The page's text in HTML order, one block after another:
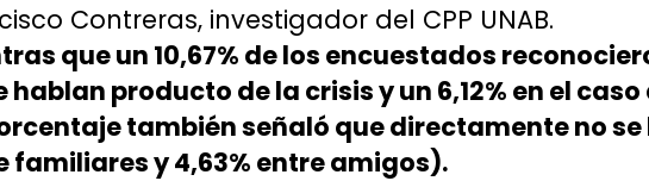
Contreras, investigador del CPP UNAB.
que un 10,67% de los encuestados
hablan producto de la crisis y un 6,12% en el
también señaló que directamente no
familiares y 4,63% entre amigos).